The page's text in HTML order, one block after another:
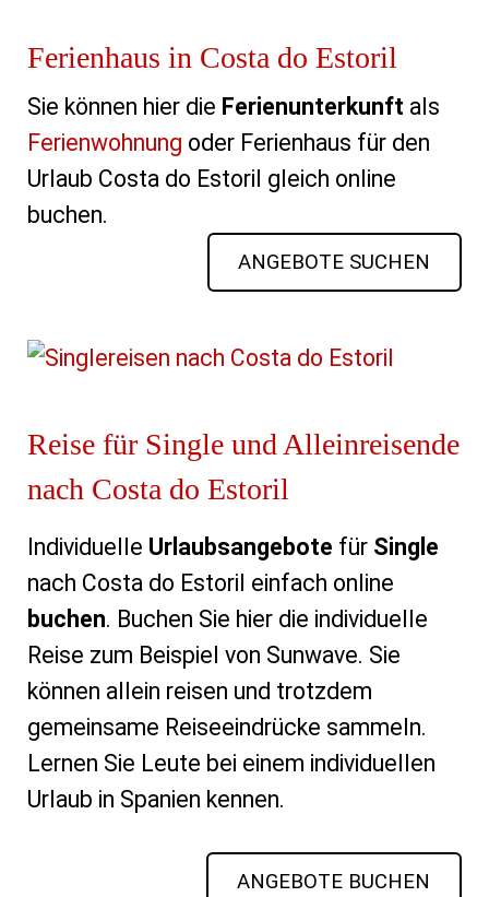
Ferienhaus in Costa do Estoril
Sie können hier die Ferienunterkunft als
Ferienwohnung oder Ferienhaus für den
Urlaub Costa do Estoril gleich online
buchen.
ANGEBOTE SUCHEN
Reise für Single und Alleinreisende
nach Costa do Estoril
Individuelle Urlaubsangebote für Single
nach Costa do Estoril einfach online
buchen. Buchen Sie hier die individuelle
Reise zum Beispiel von Sunwave. Sie
können allein reisen und trotzdem
gemeinsame Reiseeindrücke sammeln.
Lernen Sie Leute bei einem individuellen
Urlaub in Spanien kennen.
ANGEBOTE BUCHEN